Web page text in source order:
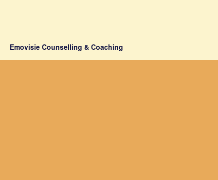
Emovisie Counselling & Coaching